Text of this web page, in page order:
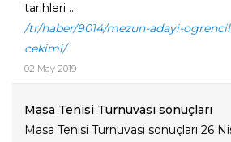
tarihleri ...
/tr/haber/9014/mezun-adayi-
cekimi/
02 May 2019
Masa Tenisi Turnuvası sonuçları
Masa Tenisi Turnuvası sonuçları 26